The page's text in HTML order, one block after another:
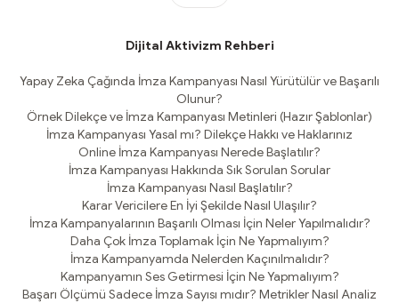
Dijital Aktivizm Rehberi
Yapay Zeka Çağında İmza Kampanyası Nasıl Yürütülür ve Başarılı
Olunur?
Örnek Dilekçe ve İmza Kampanyası Metinleri (Hazır Şablonlar)
İmza Kampanyası Yasal mı? Dilekçe Hakkı ve Haklarınız
Online İmza Kampanyası Nerede Başlatılır?
İmza Kampanyası Hakkında Sık Sorulan Sorular
İmza Kampanyası Nasıl Başlatılır?
Karar Vericilere En İyi Şekilde Nasıl Ulaşılır?
İmza Kampanyalarının Başarılı Olması İçin Neler Yapılmalıdır?
Daha Çok İmza Toplamak İçin Ne Yapmalıyım?
İmza Kampanyamda Nelerden Kaçınılmalıdır?
Kampanyamın Ses Getirmesi İçin Ne Yapmalıyım?
Başarı Ölçümü Sadece İmza Sayısı mıdır? Metrikler Nasıl Analiz